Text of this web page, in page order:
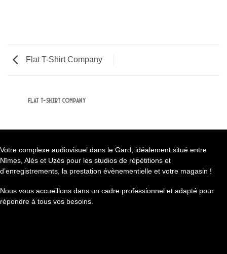
Flat T-Shirt Company
FLAT T-SHIRT COMPANY
Votre complexe audiovisuel dans le Gard, idéalement situé entre
Nîmes, Alès et Uzès pour les studios de répétitions et
d’enregistrements, la prestation évènementielle et votre magasin !
Nous vous accueillons dans un cadre professionnel et adapté pour
répondre à tous vos besoins.